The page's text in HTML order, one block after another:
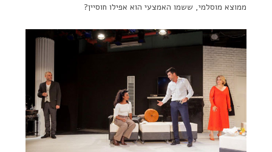
ממוצא מוסלמי, ששמו האמצעי הוא אפילו חוסיין?